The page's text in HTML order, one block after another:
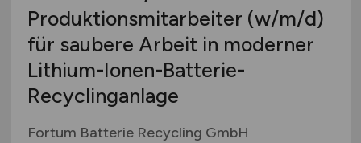
Produktionsmitarbeiter (w/m/d)
für saubere Arbeit in moderner
Lithium-Ionen-Batterie-
Recyclinganlage
Fortum Batterie Recycling GmbH